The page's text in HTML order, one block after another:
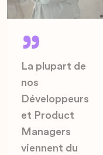
La plupart de
nos
Développeurs
et Product
Managers
viennent du